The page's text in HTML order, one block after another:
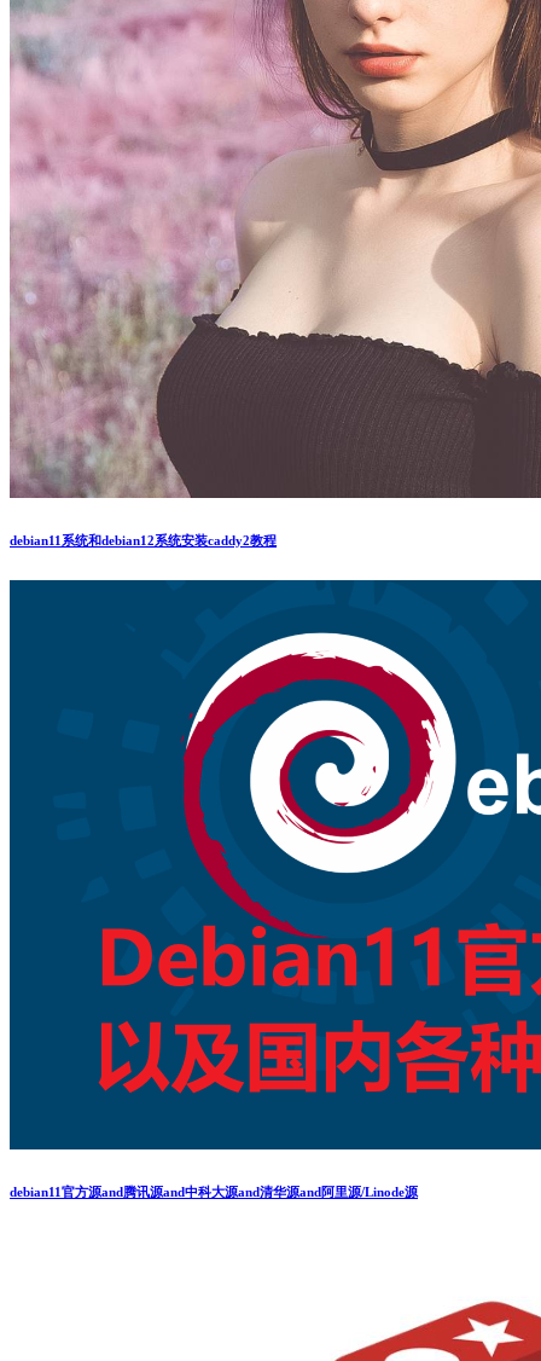
debian11系统和debian12系统安装caddy2教程
debian11官方源and腾讯源and中科大源and清华源and阿里源/Linode源